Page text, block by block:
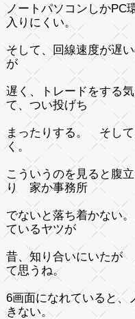
ノートパソコンしかPC
入りにくい。
そして、回線速度が遅
が
遅く、トレードをする
て、つい投げち
まったりする。 そし
く。
こういうのを見ると腹
り 家か事務所
でないと落ち着かない
ているヤツが
昔、知り合いにいた
て思うね。
6画面になれていると、
きない。